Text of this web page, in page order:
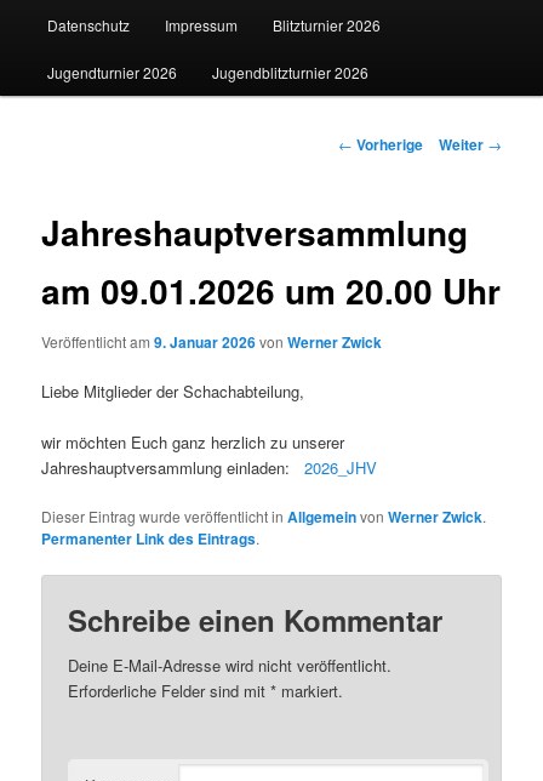
Datenschutz Impressum Blitzturnier 2026
Jugendturnier 2026 Jugendblitzturnier 2026
Beitrags-
← Vorherige Weiter →
Jahreshauptversammlung
am 09.01.2026 um 20.00 Uhr
Veröffentlicht am9. Januar 2026vonWerner Zwick
Liebe Mitglieder der Schachabteilung,
wir möchten Euch ganz herzlich zu unserer
Jahreshauptversammlung einladen:2026_JHV
Dieser Eintrag wurde veröffentlicht inAllgemeinvonWerner Zwick.
Permanenter Link des Eintrags.
Schreibe einen Kommentar
Deine E-Mail-Adresse wird nicht veröffentlicht.
Erforderliche Felder sind mit* markiert.